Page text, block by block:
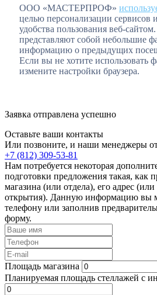
ООО «МАСТЕРПРОФ»
целью персонализации сервисов
удобства пользования веб-
представляют собой небольшие
информацию о предыдущих
Если вы не хотите использовать
измените настройки браузера.
Заявка отправлена успешно
Оставьте ваши контакты
Или позвоните, и наши менеджеры
+7 (812) 309-53-81
Нам потребуется некоторая
подготовки предложения такая, как
магазина (или отдела), его адрес
открытия). Данную информацию вы
телефону или заполнив
форму.
Площадь магазина
Планируемая площадь стеллажей с